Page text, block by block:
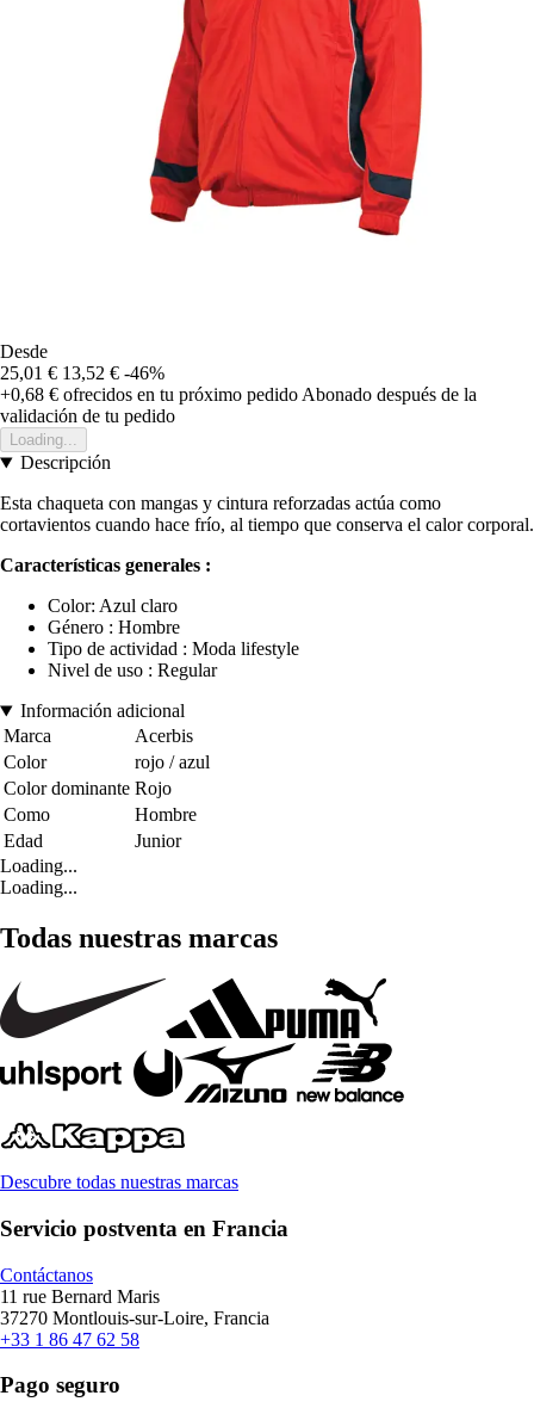
Desde
25,01 € 13,52 € -46%
+0,68 € ofrecidos en tu próximo pedido Abonado después de la
validación de tu pedido
Loading...
Descripción
Esta chaqueta con mangas y cintura reforzadas actúa como
cortavientos cuando hace frío, al tiempo que conserva el calor corporal.
Características generales :
Color: Azul claro
Género : Hombre
Tipo de actividad : Moda lifestyle
Nivel de uso : Regular
Información adicional
Marca
Acerbis
Color
rojo / azul
Color dominante Rojo
Como
Hombre
Edad
Junior
Loading...
Loading...
Todas nuestras marcas
Descubre todas nuestras marcas
Servicio postventa en Francia
Contáctanos
11 rue Bernard Maris
37270 Montlouis-sur-Loire, Francia
+33 1 86 47 62 58
Pago seguro